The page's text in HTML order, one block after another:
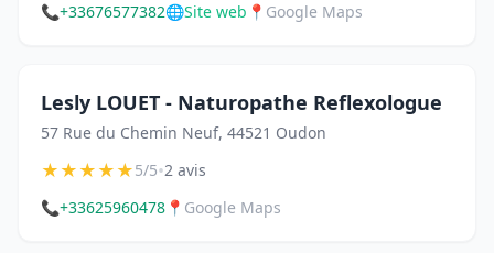
📞+33676577382🌐Site web 📍 Google Maps
Lesly LOUET - Naturopathe Reflexologue
57 Rue du Chemin Neuf, 44521 Oudon
★★★★★5/5•2 avis
📞+33625960478 📍 Google Maps